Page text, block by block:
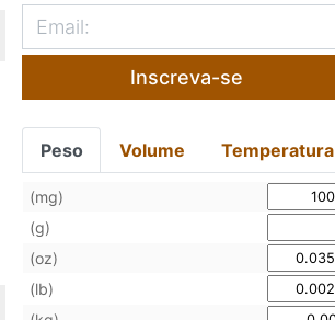
Inscreva-se
Peso Volume Temperatura
(mg)
(g)
(oz)
(lb)